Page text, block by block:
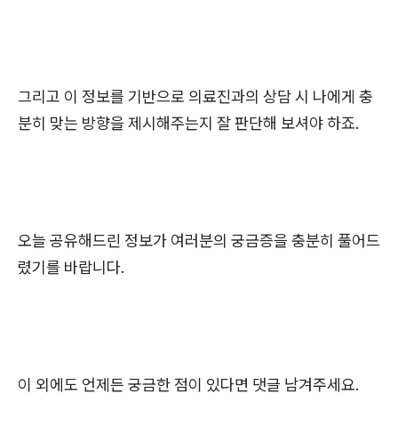
그리고 이 정보를 기반으로 의료진과의 상담 시 나에게 충
분히 맞는 방향을 제시해주는지 잘 판단해 보셔야 하죠.
오늘 공유해드린 정보가 여러분의 궁금증을 충분히 풀어드
렸기를 바랍니다.
이 외에도 언제든 궁금한 점이 있다면 댓글 남겨주세요.